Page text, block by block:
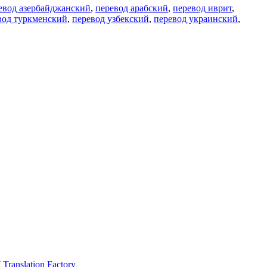
азербайджанский, перевод арабский, перевод иврит,
туркменский, перевод узбекский, перевод украинский,
Factory